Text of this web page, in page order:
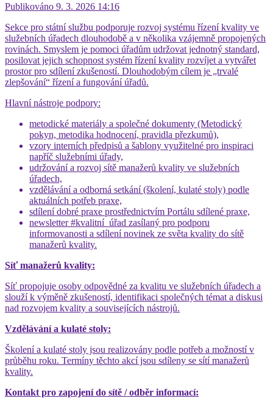
Publikováno 9. 3. 2026 14:16
Sekce pro státní službu podporuje rozvoj systému řízení kvality ve
služebních úřadech dlouhodobě a v několika vzájemně propojených
rovinách. Smyslem je pomoci úřadům udržovat jednotný standard,
posilovat jejich schopnost systém řízení kvality rozvíjet a vytvářet
prostor pro sdílení zkušeností. Dlouhodobým cílem je „trvalé
zlepšování“ řízení a fungování úřadů.
Hlavní nástroje podpory:
metodické materiály a společné dokumenty (Metodický
pokyn, metodika hodnocení, pravidla přezkumů),
vzory interních předpisů a šablony využitelné pro inspiraci
napříč služebními úřady,
udržování a rozvoj sítě manažerů kvality ve služebních
úřadech,
vzdělávání a odborná setkání (školení, kulaté stoly) podle
aktuálních potřeb praxe,
sdílení dobré praxe prostřednictvím Portálu sdílené praxe,
newsletter #kvalitní_úřad zasílaný pro podporu
informovanosti a sdílení novinek ze světa kvality do sítě
manažerů kvality.
Síť manažerů kvality:
Síť propojuje osoby odpovědné za kvalitu ve služebních úřadech a
slouží k výměně zkušeností, identifikaci společných témat a diskusi
nad rozvojem kvality a souvisejících nástrojů.
Vzdělávání a kulaté stoly:
Školení a kulaté stoly jsou realizovány podle potřeb a možností v
průběhu roku. Termíny těchto akcí jsou sdíleny se sítí manažerů
kvality.
Kontakt pro zapojení do sítě / odběr informací: